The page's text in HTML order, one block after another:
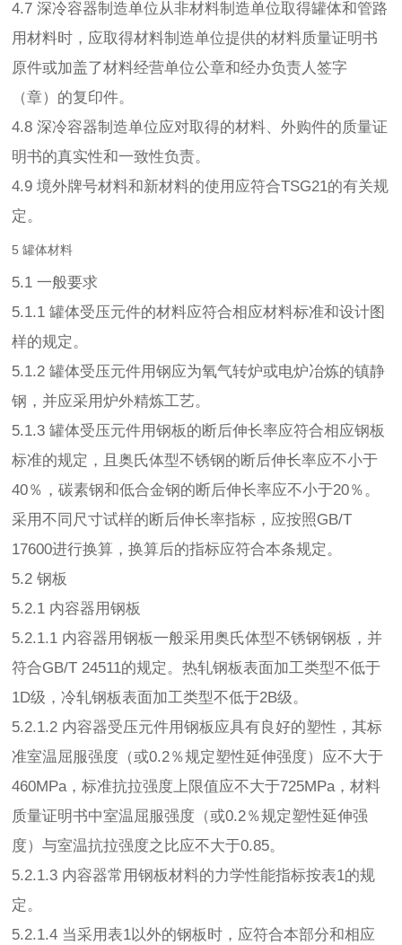
4.7 深冷容器制造单位从非材料制造单位取得罐体和管路
用材料时，应取得材料制造单位提供的材料质量证明书
原件或加盖了材料经营单位公章和经办负责人签字
（章）的复印件。
4.8 深冷容器制造单位应对取得的材料、外购件的质量证
明书的真实性和一致性负责。
4.9 境外牌号材料和新材料的使用应符合TSG21的有关规
定。
5 罐体材料
5.1 一般要求
5.1.1 罐体受压元件的材料应符合相应材料标准和设计图
样的规定。
5.1.2 罐体受压元件用钢应为氧气转炉或电炉冶炼的镇静
钢，并应采用炉外精炼工艺。
5.1.3 罐体受压元件用钢板的断后伸长率应符合相应钢板
标准的规定，且奥氏体型不锈钢的断后伸长率应不小于
40％，碳素钢和低合金钢的断后伸长率应不小于20％。
采用不同尺寸试样的断后伸长率指标，应按照GB/T
17600进行换算，换算后的指标应符合本条规定。
5.2 钢板
5.2.1 内容器用钢板
5.2.1.1 内容器用钢板一般采用奥氏体型不锈钢钢板，并
符合GB/T 24511的规定。热轧钢板表面加工类型不低于
1D级，冷轧钢板表面加工类型不低于2B级。
5.2.1.2 内容器受压元件用钢板应具有良好的塑性，其标
准室温屈服强度（或0.2％规定塑性延伸强度）应不大于
460MPa，标准抗拉强度上限值应不大于725MPa，材料
质量证明书中室温屈服强度（或0.2％规定塑性延伸强
度）与室温抗拉强度之比应不大于0.85。
5.2.1.3 内容器常用钢板材料的力学性能指标按表1的规
定。
5.2.1.4 当采用表1以外的钢板时，应符合本部分和相应